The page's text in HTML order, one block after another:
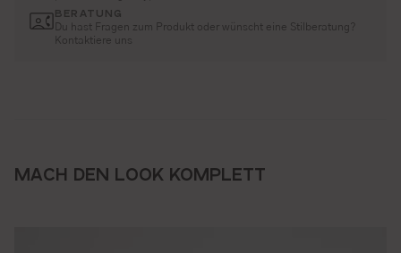
BERATUNG
Du hast Fragen zum Produkt oder wünscht eine Stilberatung?
Kontaktiere uns
MACH DEN LOOK KOMPLETT